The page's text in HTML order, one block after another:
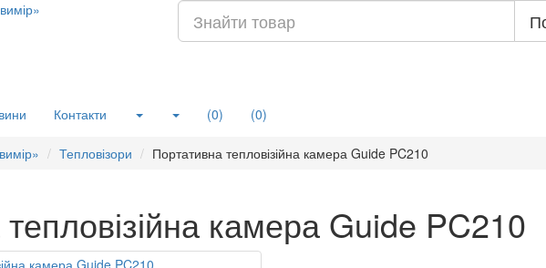
Контакти (0) (0)
Тепловізори Портативна тепловізійна камера Guide PC210
камера Guide PC210